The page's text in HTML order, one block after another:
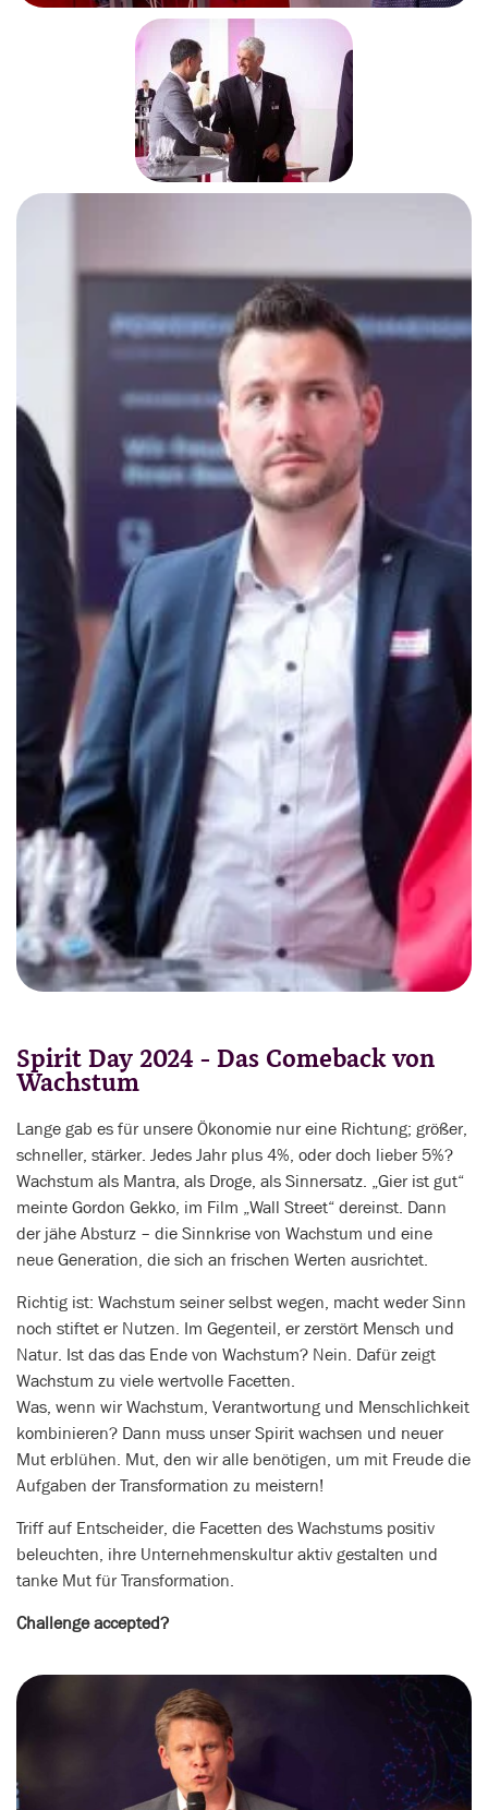
Spirit Day 2024 - Das Comeback von
Wachstum
Lange gab es für unsere Ökonomie nur eine Richtung; größer,
schneller, stärker. Jedes Jahr plus 4%, oder doch lieber 5%?
Wachstum als Mantra, als Droge, als Sinnersatz. „Gier ist gut“
meinte Gordon Gekko, im Film „Wall Street“ dereinst. Dann
der jähe Absturz – die Sinnkrise von Wachstum und eine
neue Generation, die sich an frischen Werten ausrichtet.
Richtig ist: Wachstum seiner selbst wegen, macht weder Sinn
noch stiftet er Nutzen. Im Gegenteil, er zerstört Mensch und
Natur. Ist das das Ende von Wachstum? Nein. Dafür zeigt
Wachstum zu viele wertvolle Facetten.
Was, wenn wir Wachstum, Verantwortung und Menschlichkeit
kombinieren? Dann muss unser Spirit wachsen und neuer
Mut erblühen. Mut, den wir alle benötigen, um mit Freude die
Aufgaben der Transformation zu meistern!
Triff auf Entscheider, die Facetten des Wachstums positiv
beleuchten, ihre Unternehmenskultur aktiv gestalten und
tanke Mut für Transformation.
Challenge accepted?